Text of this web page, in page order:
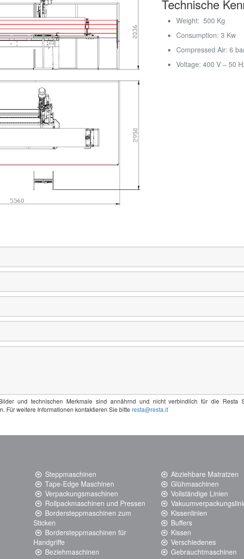
Technische
Weight: 500 Kg
Consumption: 3 Kw
Compressed Air: 6
Voltage: 400 V – 50
und technischen Merkmale sind annährnd und nicht verbindlich für die Resta
Für weitere Informationen kontaktieren Sie bitteresta@resta.it
Steppmaschinen
Tape-Edge Maschinen
Verpackungsmaschinen
Rollpackmaschinen und Pressen
Bordersteppmaschinen zum
Sticken
Bordersteppmaschinen für
Handgriffe
Beziehmaschinen
Abziehbare Matratzen
Glühmaschinen
Vollständige Linien
Kissenlinien
Buffers
Kissen
Verschiedenes
Gebrauchtmaschinen